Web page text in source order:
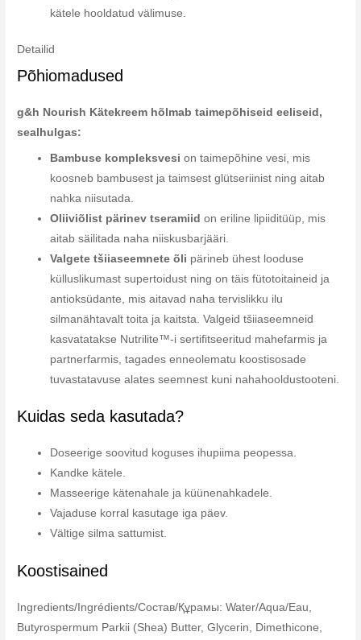
kätele hooldatud välimuse.
Detailid
Põhiomadused
g&h Nourish Kätekreem hõlmab taimepõhiseid eeliseid,
sealhulgas:
Bambuse kompleksvesi on taimepõhine vesi, mis
koosneb bambusest ja taimsest glütseriinist ning aitab
nahka niisutada.
Oliiviõlist pärinev tseramiidon eriline lipiiditüüp, mis
aitab säilitada naha niiskusbarjääri.
Valgete tšiiaseemnete õli pärineb ühest looduse
külluslikumast supertoidust ning on täis fütotoitaineid ja
antioksüdante, mis aitavad naha tervislikku ilu
silmanähtavalt toita ja kaitsta. Valgeid tšiiaseemneid
kasvatatakse Nutrilite™-i sertifitseeritud mahefarmis ja
partnerfarmis, tagades enneolematu koostisosade
tuvastatavuse alates seemnest kuni nahahooldustooteni.
Kuidas seda kasutada?
Doseerige soovitud koguses ihupiima peopessa.
Kandke kätele.
Masseerige kätenahale ja küünenahkadele.
Vajaduse korral kasutage iga päev.
Vältige silma sattumist.
Koostisained
Ingredients/Ingrédients/Состав/Құрамы: Water/Aqua/Eau,
Butyrospermum Parkii (Shea) Butter, Glycerin, Dimethicone,